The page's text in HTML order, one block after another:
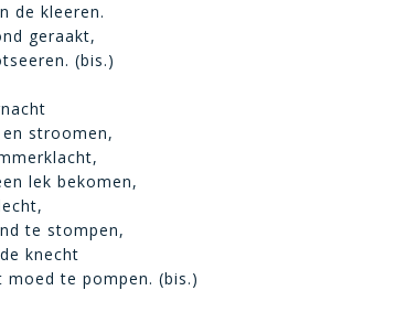
de kleeren.
geraakt,
(bis.)
stroomen,
lek bekomen,
te stompen,
knecht
moed te pompen. (bis.)